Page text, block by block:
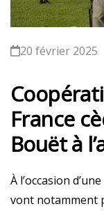
20 février 2025
France
Bouët à
À l’occasion
vont notamment